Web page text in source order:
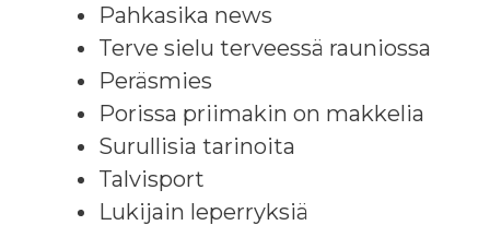
Pahkasika news
Terve sielu terveessä rauniossa
Peräsmies
Porissa priimakin on makkelia
Surullisia tarinoita
Talvisport
Lukijain leperryksiä